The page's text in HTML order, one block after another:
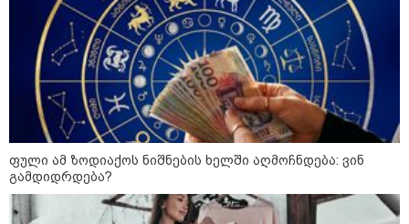
გასვენება ტაძრიდან არ მოხდეს,
ეს მგლოვიარეს ისეთი
სიყვარულითა უნდა ავუხსნათ,
რომ შფოთვა არ დაიბადოს" -
დედა სიდონია
კატეგორიის ყველა სიახლე
მსოფლიო სასიცოცხლოდ
ფული ამ ზოდიაქოს ნიშნების ხელში აღმოჩნდება: ვინ
გამდიდრდება?